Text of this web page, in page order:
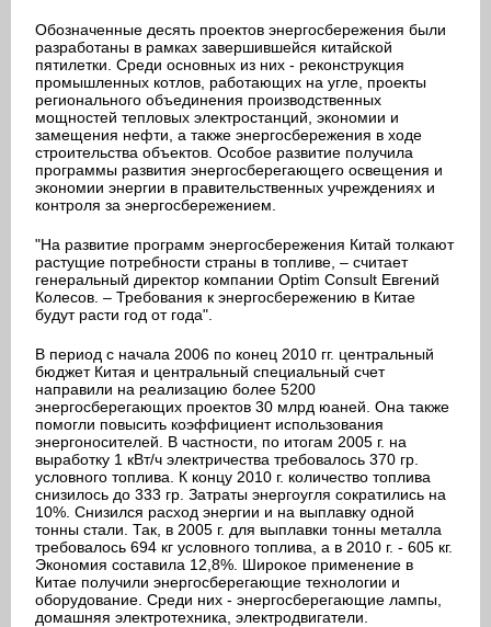
Обозначенные десять проектов энергосбережения были
разработаны в рамках завершившейся китайской
пятилетки. Среди основных из них - реконструкция
промышленных котлов, работающих на угле, проекты
регионального объединения производственных
мощностей тепловых электростанций, экономии и
замещения нефти, а также энергосбережения в ходе
строительства объектов. Особое развитие получила
программы развития энергосберегающего освещения и
экономии энергии в правительственных учреждениях и
контроля за энергосбережением.
"На развитие программ энергосбережения Китай толкают
растущие потребности страны в топливе, – считает
генеральный директор компании Optim Consult Евгений
Колесов. – Требования к энергосбережению в Китае
будут расти год от года".
В период с начала 2006 по конец 2010 гг. центральный
бюджет Китая и центральный специальный счет
направили на реализацию более 5200
энергосберегающих проектов 30 млрд юаней. Она также
помогли повысить коэффициент использования
энергоносителей. В частности, по итогам 2005 г. на
выработку 1 кВт/ч электричества требовалось 370 гр.
условного топлива. К концу 2010 г. количество топлива
снизилось до 333 гр. Затраты энергоугля сократились на
10%. Снизился расход энергии и на выплавку одной
тонны стали. Так, в 2005 г. для выплавки тонны металла
требовалось 694 кг условного топлива, а в 2010 г. - 605 кг.
Экономия составила 12,8%. Широкое применение в
Китае получили энергосберегающие технологии и
оборудование. Среди них - энергосберегающие лампы,
домашняя электротехника, электродвигатели.